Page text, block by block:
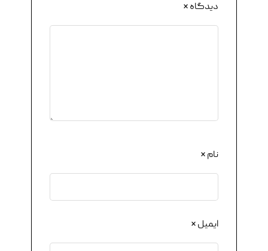
دیدگاه*
نام*
ایمیل*